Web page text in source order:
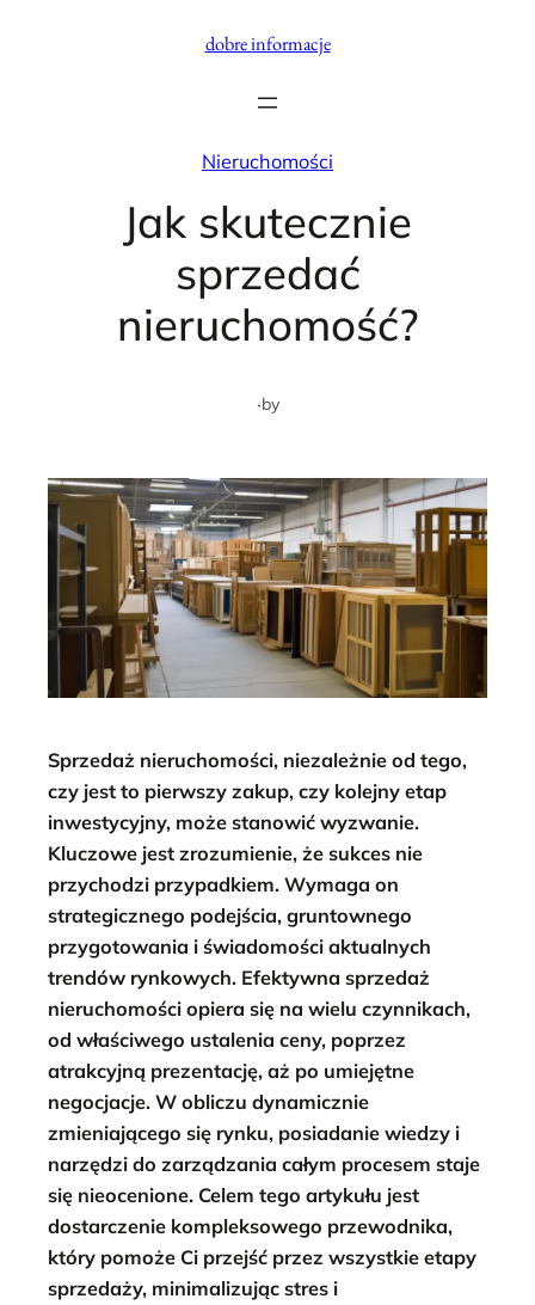
dobre informacje
Nieruchomości
Jak skutecznie
sprzedać
nieruchomość?
·by
Sprzedaż nieruchomości, niezależnie od tego,
czy jest to pierwszy zakup, czy kolejny etap
inwestycyjny, może stanowić wyzwanie.
Kluczowe jest zrozumienie, że sukces nie
przychodzi przypadkiem. Wymaga on
strategicznego podejścia, gruntownego
przygotowania i świadomości aktualnych
trendów rynkowych. Efektywna sprzedaż
nieruchomości opiera się na wielu czynnikach,
od właściwego ustalenia ceny, poprzez
atrakcyjną prezentację, aż po umiejętne
negocjacje. W obliczu dynamicznie
zmieniającego się rynku, posiadanie wiedzy i
narzędzi do zarządzania całym procesem staje
się nieocenione. Celem tego artykułu jest
dostarczenie kompleksowego przewodnika,
który pomoże Ci przejść przez wszystkie etapy
sprzedaży, minimalizując stres i